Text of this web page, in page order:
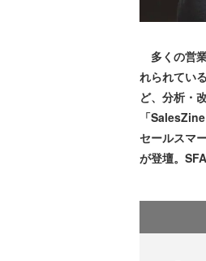
多くの営
れられてい
ど、分析・
「
セールスマ
が登壇。